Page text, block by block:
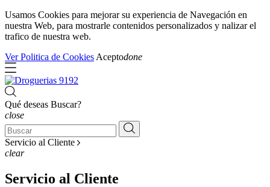
Usamos Cookies para mejorar su experiencia de Navegación en
nuestra Web, para mostrarle contenidos personalizados y nalizar el
trafico de nuestra web.
Ver Politica de Cookies Aceptodone
Qué deseas Buscar?
close
Servicio al Cliente
clear
Servicio al Cliente